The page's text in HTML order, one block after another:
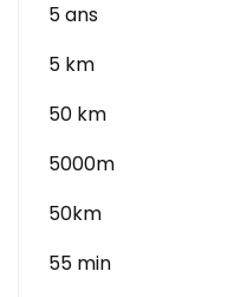
5 ans
5 km
50 km
5000m
50km
55 min